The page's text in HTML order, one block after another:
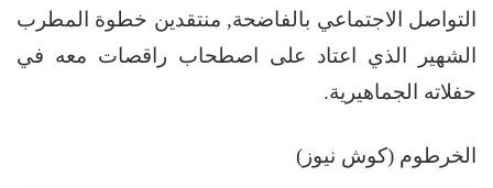
التواصل الاجتماعي بالفاضحة, منتقدين خطوة المطرب
الشهير الذي اعتاد على اصطحاب راقصات معه في
حفلاته الجماهيرية.
الخرطوم (كوش نيوز)